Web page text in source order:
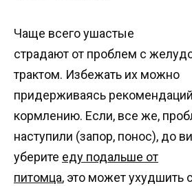
Чаще всего ушастые
страдают от проблем с
трактом. Избежать их можно
придерживаясь
кормлению. Если, все же,
наступили (запор, понос), до
уберите еду подальше от
питомца, это может ухудшить